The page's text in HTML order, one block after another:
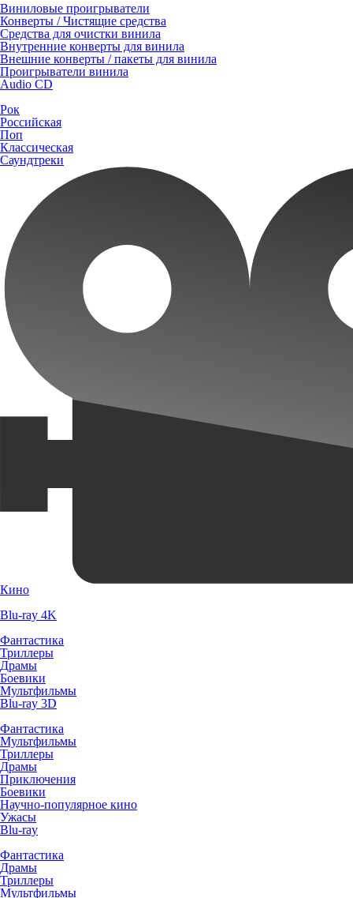
Виниловые проигрыватели
Конверты / Чистящие средства
Средства для очистки винила
Внутренние конверты для винила
Внешние конверты / пакеты для винила
Проигрыватели винила
Audio CD
Рок
Российская
Поп
Классическая
Саундтреки
Кино
Blu-ray 4K
Фантастика
Триллеры
Драмы
Боевики
Мультфильмы
Blu-ray 3D
Фантастика
Мультфильмы
Триллеры
Драмы
Приключения
Боевики
Научно-популярное кино
Ужасы
Blu-ray
Фантастика
Драмы
Триллеры
Мультфильмы